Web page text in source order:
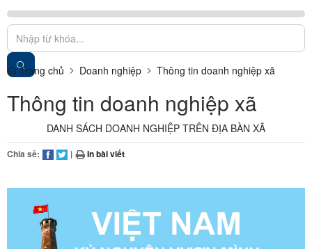
Trang chủ Doanh nghiệp Thông tin doanh nghiệp xã
Thông tin doanh nghiệp xã
DANH SÁCH DOANH NGHIỆP TRÊN ĐỊA BÀN XÃ
Chia sẻ: | In bài viết